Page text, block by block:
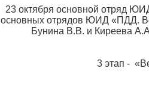
23 октября основной отряд
основных отрядов ЮИД «ПДД.
Бунина В.В. и Киреева
3 этап -